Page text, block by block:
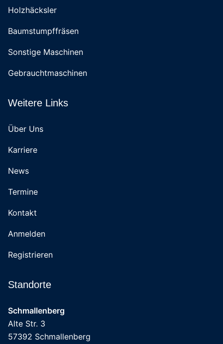
Holzhäcksler
Baumstumpffräsen
Sonstige Maschinen
Gebrauchtmaschinen
Weitere Links
Über Uns
Karriere
News
Termine
Kontakt
Anmelden
Registrieren
Standorte
Schmallenberg
Alte Str. 3
57392 Schmallenberg